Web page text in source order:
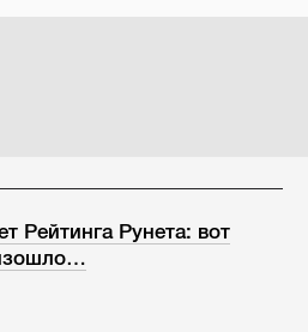
Рейтинга Рунета: вот